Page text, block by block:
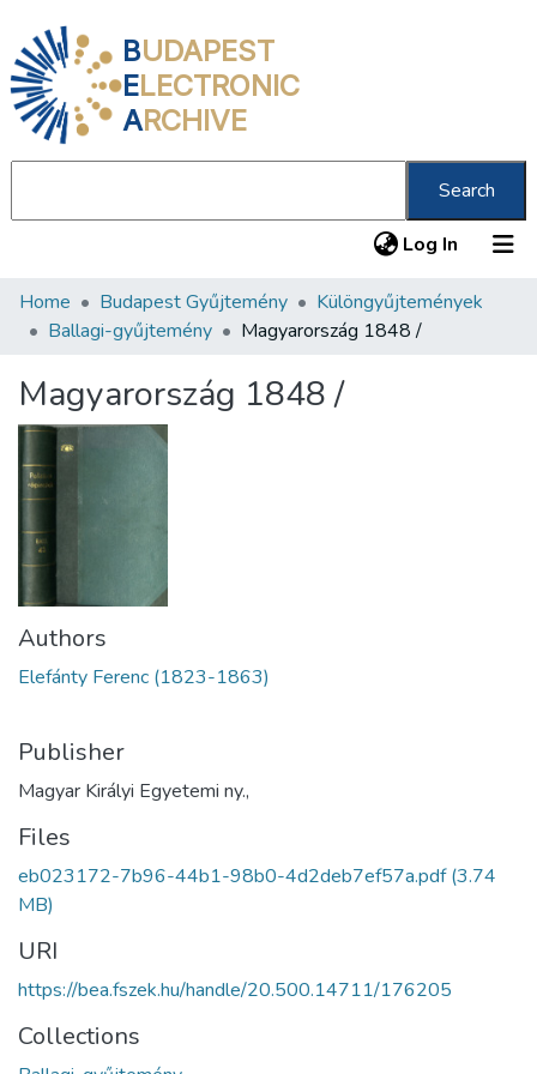
BUDAPEST
ELECTRONIC
ARCHIVE
Search
Log In (current)
Communities & Collections
Statistics
About us
Home Budapest Gyűjtemény
Különgyűjtemények
Ballagi-gyűjtemény
Magyarország 1848 /
Magyarország 1848 /
Authors
Elefánty Ferenc (1823-1863)
Publisher
Magyar Királyi Egyetemi ny.,
Files
eb023172-7b96-44b1-98b0-4d2deb7ef57a.pdf(3.74
MB)
URI
https://bea.fszek.hu/handle/20.500.14711/176205
Collections